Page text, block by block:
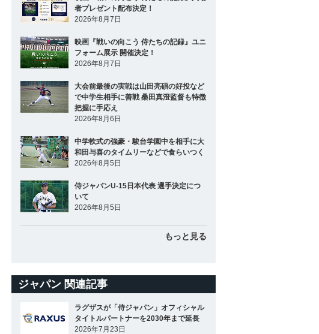
者プレゼント配布決定！
2026年8月7日
映画『戦いの向こう 侍たちの記録』ユニ
フォーム展示 開催決定！
2026年8月7日
大会前最後の実戦は山田亮碩の好投など
で中学生相手に善戦 桑田真澄監督も特徴
把握に手応え
2026年8月6日
中学軟式の強豪・駿台学園中を相手に大
和田与喜のタイムリーなどで食らいつく
2026年8月5日
侍ジャパンU-15日本代表 選手決定につ
いて
2026年8月5日
もっと見る
ジャパン 関連記事
ラグザスが「侍ジャパン」オフィシャル
タイトルパートナーを2030年まで延長
2026年7月23日